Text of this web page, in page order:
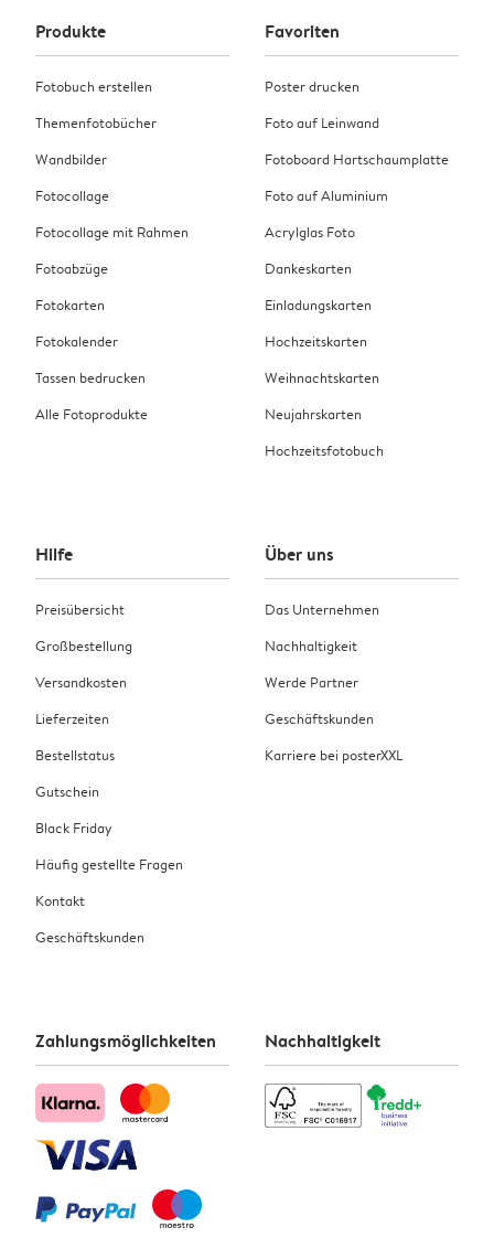
Produkte
Fotobuch erstellen
Themenfotobücher
Wandbilder
Fotocollage
Fotocollage mit Rahmen
Fotoabzüge
Fotokarten
Fotokalender
Tassen bedrucken
Alle Fotoprodukte
Favoriten
Poster drucken
Foto auf Leinwand
Fotoboard Hartschaumplatte
Foto auf Aluminium
Acrylglas Foto
Dankeskarten
Einladungskarten
Hochzeitskarten
Weihnachtskarten
Neujahrskarten
Hochzeitsfotobuch
Hilfe
Preisübersicht
Großbestellung
Versandkosten
Lieferzeiten
Bestellstatus
Gutschein
Black Friday
Häufig gestellte Fragen
Kontakt
Geschäftskunden
Über uns
Das Unternehmen
Nachhaltigkeit
Werde Partner
Geschäftskunden
Karriere bei posterXXL
Zahlungsmöglichkeiten Nachhaltigkeit